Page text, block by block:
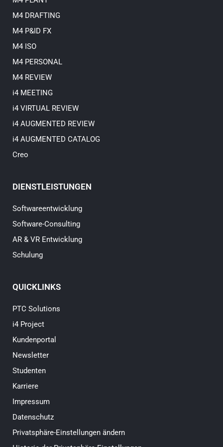
M4 DRAFTING
M4 P&ID FX
M4 ISO
M4 PERSONAL
M4 REVIEW
i4 MEETING
i4 VIRTUAL REVIEW
i4 AUGMENTED REVIEW
i4 AUGMENTED CATALOG
Creo
DIENSTLEISTUNGEN
Softwareentwicklung
Software-Consulting
AR & VR Entwicklung
Schulung
QUICKLINKS
PTC Solutions
i4 Project
Kundenportal
Newsletter
Studenten
Karriere
Impressum
Datenschutz
Privatsphäre-Einstellungen ändern